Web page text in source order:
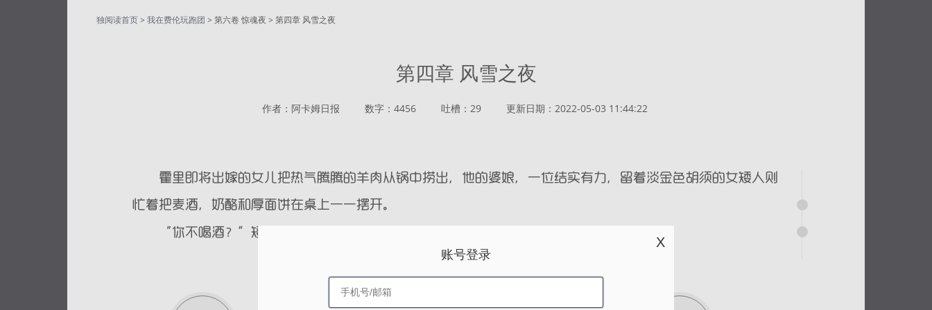
独阅读首页> 我在费伦玩跑团 > 第六卷 惊魂夜 > 第四章 风雪之夜
第四章 风雪之夜
作者：阿卡姆日报 数字：4456 吐槽：29 更新日期：2022-05-03 11:44:22
账号登录
X